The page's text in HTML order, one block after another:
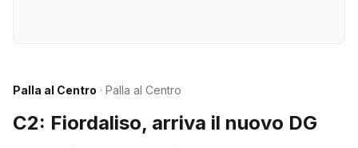
Palla al Centro · Palla al Centro
C2: Fiordaliso, arriva il nuovo DG